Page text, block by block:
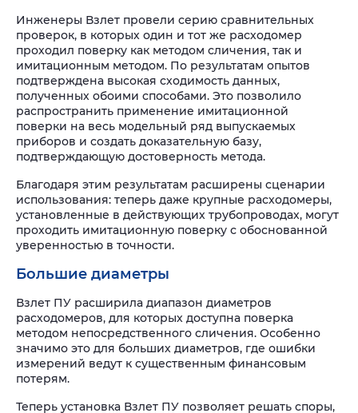
Инженеры Взлет провели серию сравнительных
проверок, в которых один и тот же расходомер
проходил поверку как методом сличения, так и
имитационным методом. По результатам опытов
подтверждена высокая сходимость данных,
полученных обоими способами. Это позволило
распространить применение имитационной
поверки на весь модельный ряд выпускаемых
приборов и создать доказательную базу,
подтверждающую достоверность метода.
Благодаря этим результатам расширены сценарии
использования: теперь даже крупные расходомеры,
установленные в действующих трубопроводах, могут
проходить имитационную поверку с обоснованной
уверенностью в точности.
Большие диаметры
Взлет ПУ расширила диапазон диаметров
расходомеров, для которых доступна поверка
методом непосредственного сличения. Особенно
значимо это для больших диаметров, где ошибки
измерений ведут к существенным финансовым
потерям.
Теперь установка Взлет ПУ позволяет решать споры,